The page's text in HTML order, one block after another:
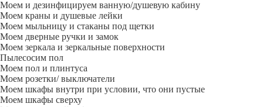
Моем и дезинфицируем ванную/душевую кабину
Моем краны и душевые лейки
Моем мыльницу и стаканы под щетки
Моем дверные ручки и замок
Моем зеркала и зеркальные поверхности
Пылесосим пол
Моем пол и плинтуса
Моем розетки/ выключатели
Моем шкафы внутри при условии, что они пустые
Моем шкафы сверху